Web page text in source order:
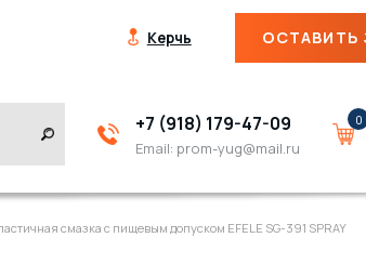
Керчь ОСТАВИТЬ
+7 (918) 179-47-09
Email: prom-yug@mail.ru
0
смазка с пищевым допуском EFELE SG-391 SPRAY